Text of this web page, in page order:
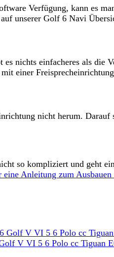
Verfügung, kann es
unserer Golf 6 Navi
nichts einfacheres als
einer Freisprecheinrichtung
nicht herum.
so kompliziert und geht
eine Anleitung zum
V VI 5 6 Polo cc Tiguan